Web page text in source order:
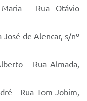
- Rua Otávio
José de Alencar, s/nº
- Rua Almada,
- Rua Tom Jobim,